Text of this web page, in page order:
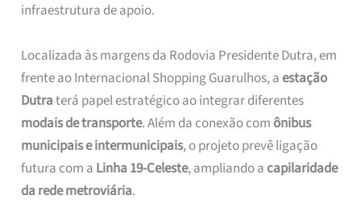
infraestrutura de apoio.
Localizada às margens da Rodovia Presidente Dutra, em
frente ao Internacional Shopping Guarulhos, aestação
Dutraterá papel estratégico ao integrar diferentes
modais de transporte. Além da conexão comônibus
municipais e intermunicipais, o projeto prevê ligação
futura com a Linha 19-Celeste, ampliando acapilaridade
da rede metroviária.